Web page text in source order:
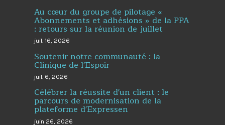
Au cœur du groupe de pilotage «
Abonnements et adhésions » de la PPA
: retours sur la réunion de juillet
juil. 16, 2026
Soutenir notre communauté : la
Clinique de l'Espoir
juil. 6, 2026
Célébrer la réussite d'un client : le
parcours de modernisation de la
plateforme d'Expressen
juin 26, 2026